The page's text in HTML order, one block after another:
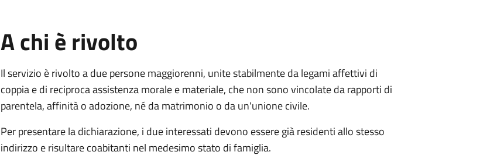
A chi è rivolto
Il servizio è rivolto a due persone maggiorenni, unite stabilmente da legami affettivi di
coppia e di reciproca assistenza morale e materiale, che non sono vincolate da rapporti di
parentela, affinità o adozione, né da matrimonio o da un'unione civile.
Per presentare la dichiarazione, i due interessati devono essere già residenti allo stesso
indirizzo e risultare coabitanti nel medesimo stato di famiglia.